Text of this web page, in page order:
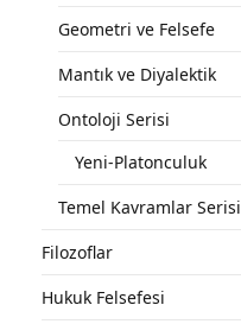
Geometri ve Felsefe
Mantık ve Diyalektik
Ontoloji Serisi
Yeni-Platonculuk
Temel Kavramlar Serisi
Filozoflar
Hukuk Felsefesi